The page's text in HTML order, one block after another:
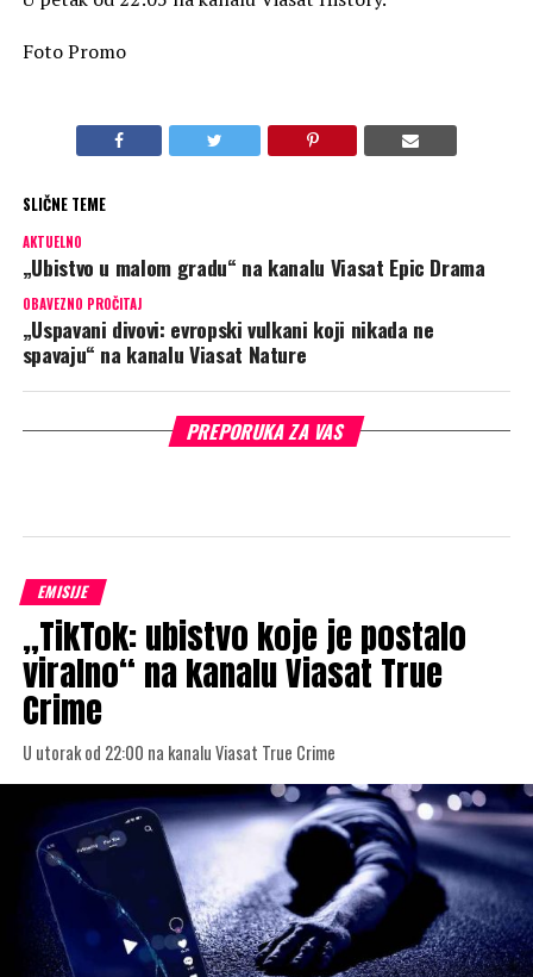
Foto Promo
SLIČNE TEME
AKTUELNO
„Ubistvo u malom gradu“ na kanalu Viasat Epic Drama
OBAVEZNO PROČITAJ
„Uspavani divovi: evropski vulkani koji nikada ne
spavaju“ na kanalu Viasat Nature
PREPORUKA ZA VAS
EMISIJE
„TikTok: ubistvo koje je postalo
viralno“ na kanalu Viasat True
Crime
U utorak od 22:00 na kanalu Viasat True Crime